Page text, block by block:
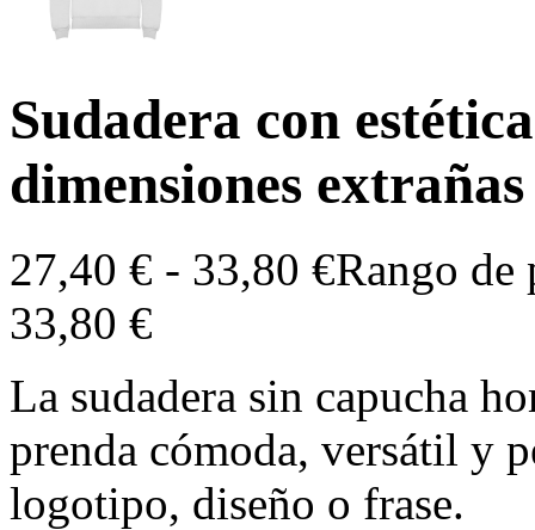
Sudadera con
dimensiones extrañas
27,40 € - 33,80 €Rango de
33,80 €
La sudadera sin capucha
prenda cómoda, versátil y
logotipo, diseño o frase.